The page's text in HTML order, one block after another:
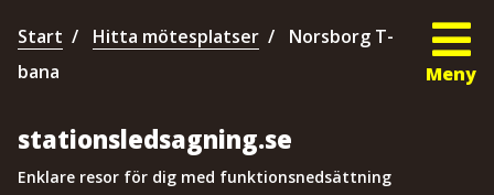
Start Hitta mötesplatser
Norsborg T-
bana
stationsledsagning.se
Enklare resor för dig med funktionsnedsättning
Meny